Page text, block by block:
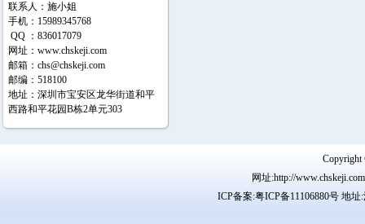
联系人：施小姐
手机：15989345768
QQ ：836017079
网址： www.chskeji.com
邮箱： chs@chskeji.com
邮编：518100
地址：深圳市宝安区龙华街道和平
西路和平花园B栋2单元303
网址:http://
ICP备案:粤ICP备11106880号 地址